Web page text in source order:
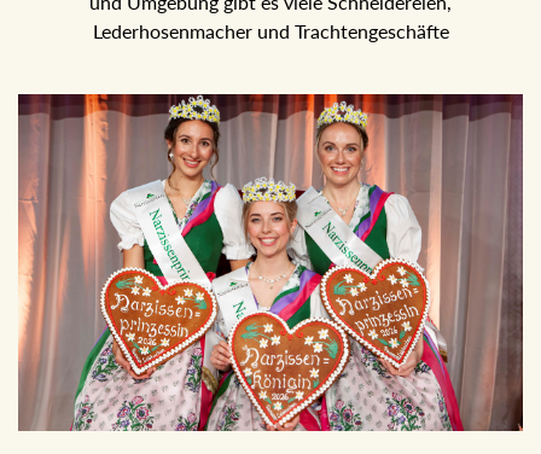
Lederhosenmacher und Trachtengeschäfte